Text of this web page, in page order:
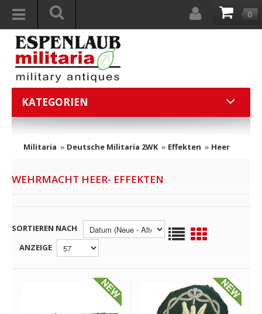
0
KATEGORIEN
Militaria » Deutsche Militaria 2WK» Effekten » Heer
WEHRMACHT HEER- EFFEKTEN
SORTIEREN NACH
ANZEIGE